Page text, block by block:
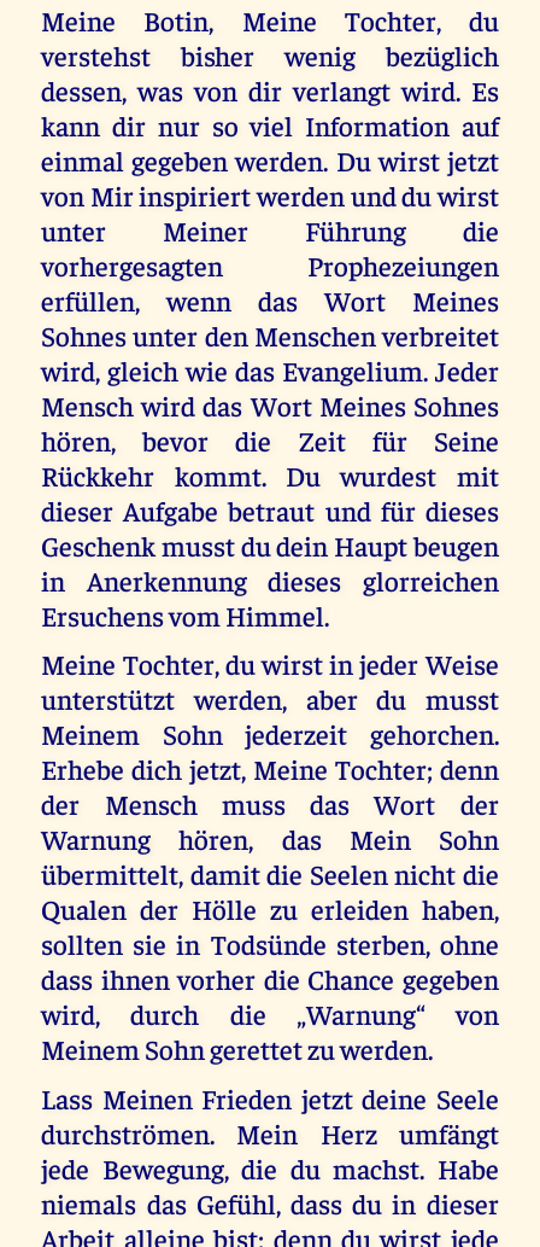
Meine Botin, Meine Tochter, du
verstehst bisher wenig bezüglich
dessen, was von dir verlangt wird. Es
kann dir nur so viel Information auf
einmal gegeben werden. Du wirst jetzt
von Mir inspiriert werden und du wirst
unter Meiner Führung die
vorhergesagten Prophezeiungen
erfüllen, wenn das Wort Meines
Sohnes unter den Menschen verbreitet
wird, gleich wie das Evangelium. Jeder
Mensch wird das Wort Meines Sohnes
hören, bevor die Zeit für Seine
Rückkehr kommt. Du wurdest mit
dieser Aufgabe betraut und für dieses
Geschenk musst du dein Haupt beugen
in Anerkennung dieses glorreichen
Ersuchens vom Himmel.
Meine Tochter, du wirst in jeder Weise
unterstützt werden, aber du musst
Meinem Sohn jederzeit gehorchen.
Erhebe dich jetzt, Meine Tochter; denn
der Mensch muss das Wort der
Warnung hören, das Mein Sohn
übermittelt, damit die Seelen nicht die
Qualen der Hölle zu erleiden haben,
sollten sie in Todsünde sterben, ohne
dass ihnen vorher die Chance gegeben
wird, durch die „Warnung“ von
Meinem Sohn gerettet zu werden.
Lass Meinen Frieden jetzt deine Seele
durchströmen. Mein Herz umfängt
jede Bewegung, die du machst. Habe
niemals das Gefühl, dass du in dieser
Arbeit alleine bist; denn du wirst jede